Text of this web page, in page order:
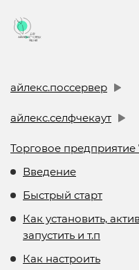
айлекс.поссервер
айлекс.селфчекаут
Торговое предприятие
Введение
Быстрый старт
Как установить,
запустить и т.п
Как настроить